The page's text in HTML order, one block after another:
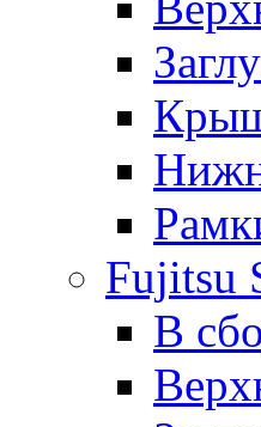
Fujitsu
В